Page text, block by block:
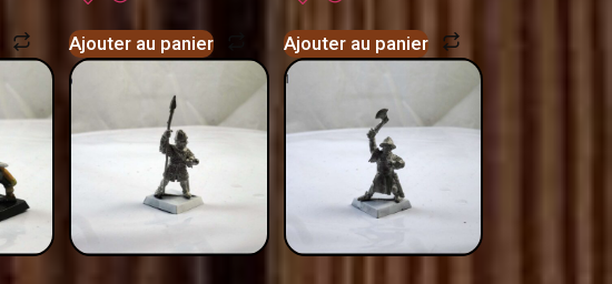
Ajouter au panier Ajouter au panier